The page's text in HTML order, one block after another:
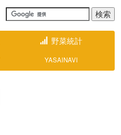
野菜統計
YASAINAVI